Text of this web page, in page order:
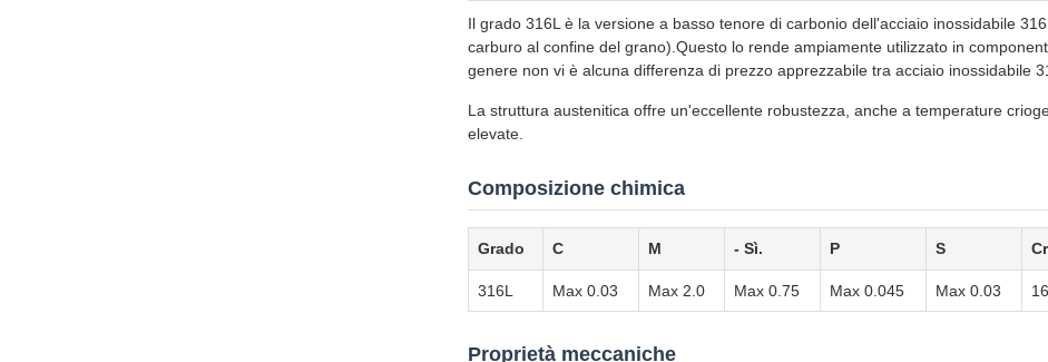
Il grado 316L è la versione a basso tenore di carbonio dell'acciaio inossidabile
carburo al confine del grano).Questo lo rende ampiamente utilizzato in
genere non vi è alcuna differenza di prezzo apprezzabile tra acciaio inossidabile
La struttura austenitica offre un'eccellente robustezza, anche a temperature
elevate.
Composizione chimica
Grado C M - Sì. P S Cr
316L Max 0.03 Max 2.0 Max 0.75 Max 0.045 Max 0.03
Proprietà meccaniche